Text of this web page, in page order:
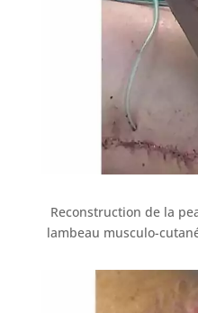
Reconstruction de la
lambeau musculo-